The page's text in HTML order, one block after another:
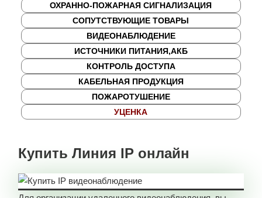
ОХРАННО-ПОЖАРНАЯ СИГНАЛИЗАЦИЯ
СОПУТСТВУЮЩИЕ ТОВАРЫ
ВИДЕОНАБЛЮДЕНИЕ
ИСТОЧНИКИ ПИТАНИЯ,АКБ
КОНТРОЛЬ ДОСТУПА
КАБЕЛЬНАЯ ПРОДУКЦИЯ
ПОЖАРОТУШЕНИЕ
УЦЕНКА
Купить Линия IP онлайн